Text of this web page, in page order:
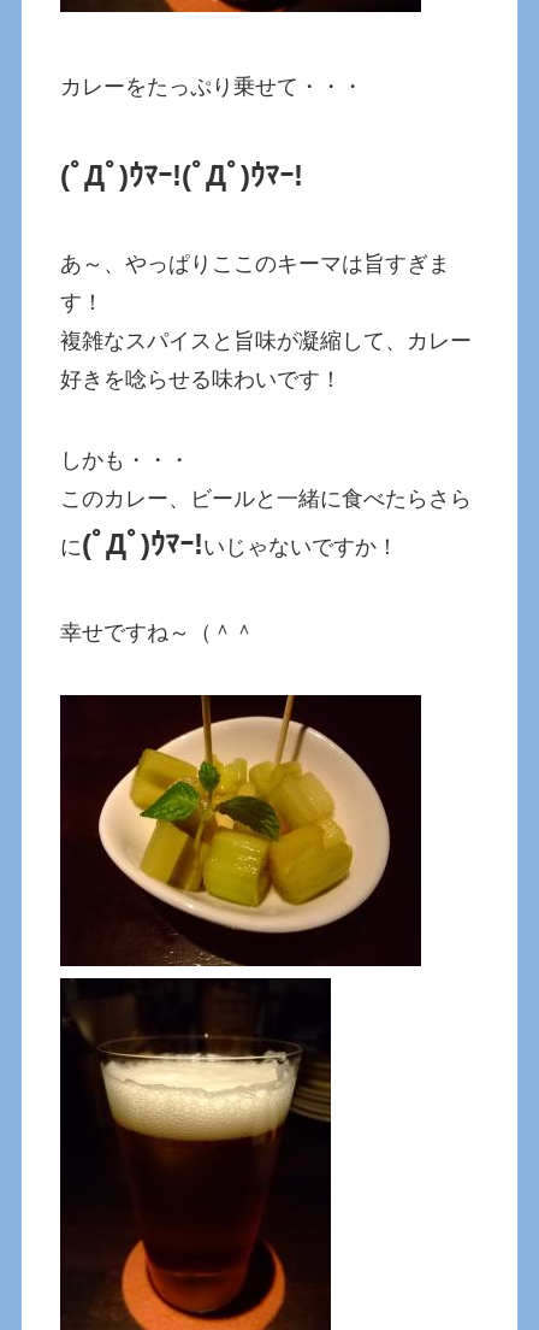
カレーをたっぷり乗せて・・・
(ﾟДﾟ)ｳﾏｰ!(ﾟДﾟ)ｳﾏｰ!
あ～、やっぱりここのキーマは旨すぎま
す！
複雑なスパイスと旨味が凝縮して、カレー
好きを唸らせる味わいです！
しかも・・・
このカレー、ビールと一緒に食べたらさら
に(ﾟДﾟ)ｳﾏｰ!いじゃないですか！
幸せですね～（＾＾